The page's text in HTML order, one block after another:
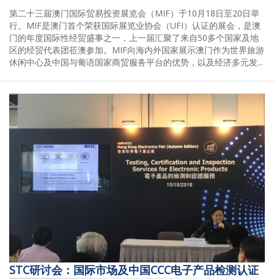
第二十三届澳门国际贸易投资展览会（MIF）于10月18日至20日举
行。MIF是澳门首个荣获国际展览业协会（UFI）认证的展会，是澳
门的年度国际性经贸盛事之一，上一届汇聚了来自50多个国家及地
区的经贸代表团莅澳参加。MIF向海内外国家展示澳门作为世界旅游
休闲中心及中国与葡语国家商贸服务平台的优势，以及经济多元发...
STC研讨会：国际市场及中国CCC电子产品检测认证